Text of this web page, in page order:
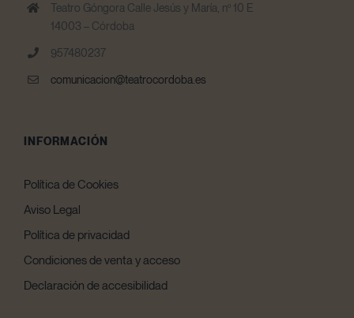
Teatro Góngora Calle Jesús y María, nº 10 E
14003 – Córdoba
957480237
comunicacion@teatrocordoba.es
INFORMACIÓN
Política de Cookies
Aviso Legal
Política de privacidad
Condiciones de venta y acceso
Declaración de accesibilidad